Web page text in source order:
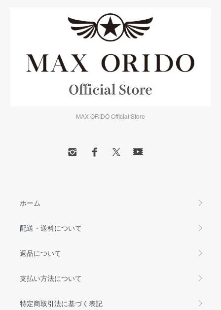
MAX ORIDO Official Store
ホーム
配送・送料について
返品について
支払い方法について
特定商取引法に基づく表記